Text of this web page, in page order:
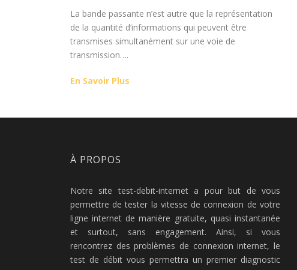
La bande passante n’est autre que la représentation
de la quantité d’informations qui peuvent être
transmises simultanément sur une voie de
transmission….
En Savoir Plus
À PROPOS
Notre site test-debit-internet a pour but de vous
permettre de tester la vitesse de connexion de votre
ligne internet de manière gratuite, quasi instantanée
et surtout, sans engagement. Ainsi, si vous
rencontrez des problèmes de connexion internet, le
test de débit vous permettra un premier diagnostic